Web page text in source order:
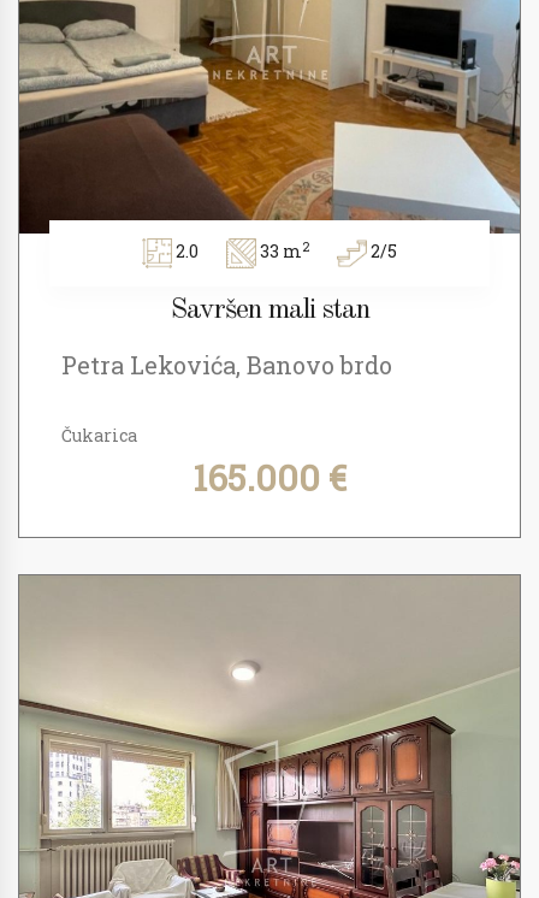
2.0 33 m2 2/5
Savršen mali stan
Petra Lekovića, Banovo brdo
Čukarica
165.000 €